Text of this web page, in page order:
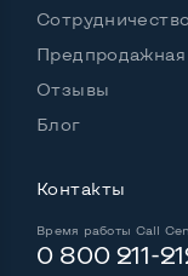
Операционная
Разъемы
Выход Display
Выход mini
Сотрудничество
Предпродажная
Отзывы
Блог
Контакты
Время работы Call
0 800 211-